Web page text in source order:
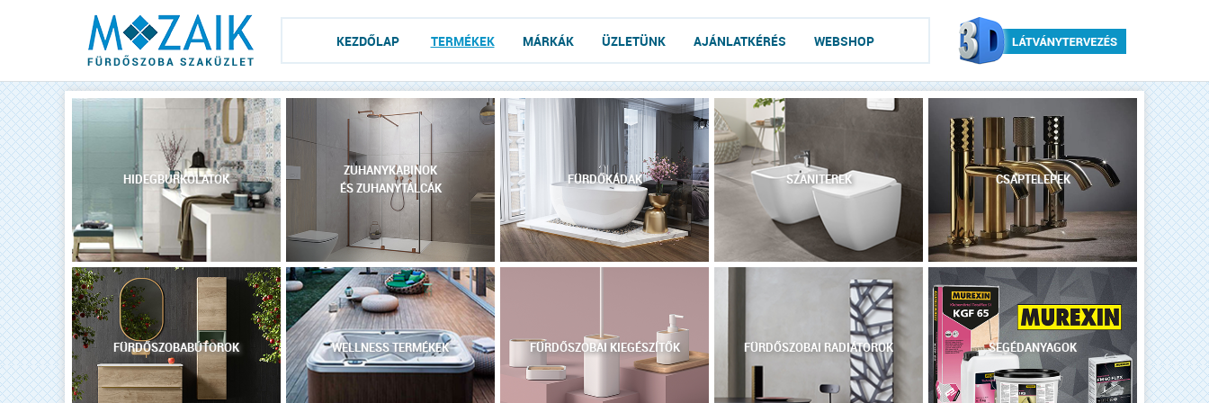
KEZDŐLAP TERMÉKEK MÁRKÁK ÜZLETÜNK AJÁNLATKÉRÉS WEBSHOP
HIDEGBURKOLATOK
ZUHANYKABINOK
ÉS ZUHANYTÁLCÁK
FÜRDŐKÁDAK SZANITEREK CSAPTELEPEK
FÜRDŐSZOBABÚTOROK WELLNESS TERMÉKEK FÜRDŐSZOBAI KIEGÉSZÍTŐK FÜRDŐSZOBAI RADIÁTOROK SEGÉDANYAGOK